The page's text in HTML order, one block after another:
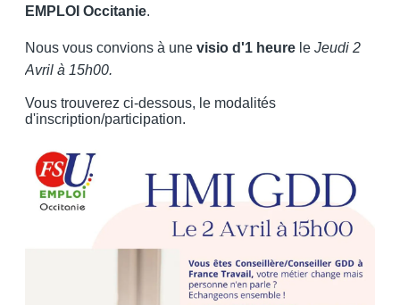
EMPLOI Occitanie.
Nous vous convions à une visio d'1 heure le Jeudi 2
Avril à 15h00.
Vous trouverez ci-dessous, le modalités
d'inscription/participation.